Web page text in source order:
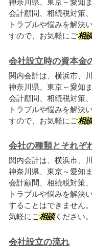
神奈川県、東京～愛知
会計顧問、相続税対策
トラブルや悩みを解決
すので、お気軽にご相
会社設立時の資本金
関内会計は、横浜市、
神奈川県、東京～愛知
会計顧問、相続税対策
トラブルや悩みを解決
すので、お気軽にご相
会社の種類とそれぞ
関内会計は、横浜市、
神奈川県、東京～愛知
会計顧問、相続税対策
トラブルや悩みを解決
することはできません
気軽にご相談ください。
会社設立の流れ